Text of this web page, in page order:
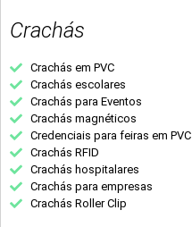
Crachás
Crachás em PVC
Crachás escolares
Crachás para Eventos
Crachás magnéticos
Credenciais para feiras em PVC
Crachás RFID
Crachás hospitalares
Crachás para empresas
Crachás Roller Clip